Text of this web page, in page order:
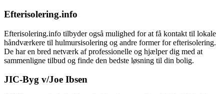
Efterisolering.info
Efterisolering.info tilbyder også mulighed for at få kontakt til lokale
håndværkere til hulmursisolering og andre former for efterisolering.
De har en bred netværk af professionelle og hjælper dig med at
sammenligne tilbud og finde den bedste løsning til din bolig.
JIC-Byg v/Joe Ibsen